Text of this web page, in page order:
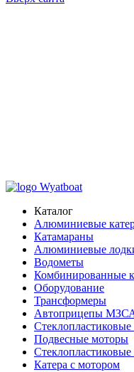
Каталог
Алюминиевые
Катамараны
Алюминиевые
Водометы
Комбинированные
Оборудование
Трансформеры
Автоприцепы
Стеклопластиковые
Подвесные моторы
Стеклопластиковые
Катера с мотором